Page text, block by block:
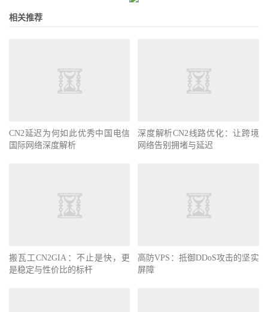
相关推荐
CN2延迟为何如此优秀中国电信
国际网络深度解析
深度解析CN2线路优化：让跨境
网络告别拥堵与延迟
搬瓦工CN2GIA：不止是快，更
是稳定与性价比的标杆
高防VPS：抵御DDoS攻击的坚实
屏障